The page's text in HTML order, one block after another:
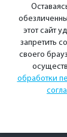
Выбрав
© 2026 АО
Политика
этот сайт
запретить
своего
обработки